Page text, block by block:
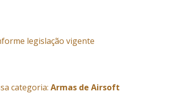
legislação vigente
categoria: Armas de Airsoft